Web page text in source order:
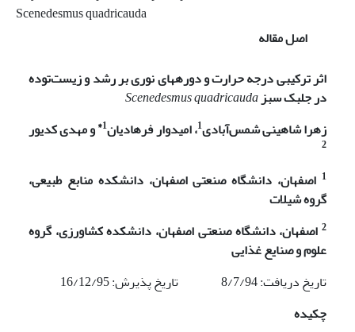
Scenedesmus quadricauda
اصل مقاله
اثر ترکیبی درجه حرارت و دوره­های نوری بر رشد و زیست‌توده
در جلبک سبزScenedesmus quadricauda
زهرا شاهینی شمس‌آبادی1، امیدوار فرهادیان1* و مهدی کدیور
2
1 اصفهان، دانشگاه صنعتی اصفهان، دانشکده منابع طبیعی،
گروه شیلات
2 اصفهان، دانشگاه صنعتی اصفهان، دانشکده کشاورزی، گروه
علوم و صنایع غذایی
تاریخ دریافت: 8/7/94 تاریخ پذیرش: 16/12/95
چکیده